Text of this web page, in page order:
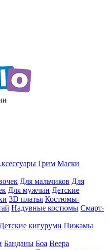
Грим Маски
Для мальчиков Для
Для мужчин Детские
3D платья Костюмы-
Надувные костюмы Смарт-
Детские кигуруми Пижамы
Банданы Боа Веера